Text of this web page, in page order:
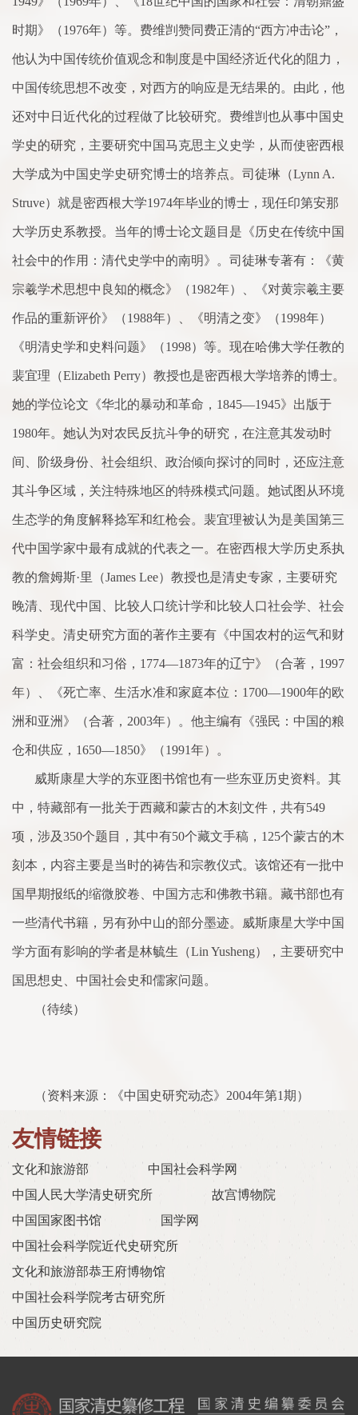
时期》（1976年）等。费维剀赞同费正清的“西方冲击论”，
他认为中国传统价值观念和制 度是中国经济近代化的阻力，
中国传统思想不改变，对西方的响应是无结果的。由此，他
还对中日近代化的过程做了 比较研究。费维剀也从事中国史
学史的研究，主要研究中国马克思主义史学，从而使密西根
大学成为中国史学史研究博士的培养点。司徒琳（Lynn A.
Struve）就是密西根大学1974年毕业的博士，现任印第安那
大学历史系教授。当年的博士论文题目是《历史在传统中国
社会中的作用：清代史学中的南明》。司徒琳专著有：《黄
宗羲学术思想中良知的概念》（1982年）、《对黄宗羲主要
作品的重新评价》（1988年）、《明清之变》（1998年）
《明清史学和史料问题》（1998）等。现在哈佛大学任教的
裴宜理（Elizabeth Perry）教授也是密西根大学培养的博士。
她的学位论文《华北的暴动和革命， 1845—1945》出版于
1980年。她认为对农民反抗斗争的研究，在注意其发动时
间、阶级身份、社会组织、政治倾向探讨的同时，还应注意
其斗争区域，关注特殊地区的特殊模式问题。她试图从环境
生态学的角度解释捻军和红枪会。裴宜理被认为是美国第三
代中国学家中最有成就的代表之一。在密西根大学历史系执
教的詹姆斯·里（James Lee）教授也是清史专家 ，主要研究
晚清、现代中国、比较人口统计学和比较人口社会学、社会
科学史。清史研究方面的著作主要有《中国农村的运气和财
富：社会组织和习俗， 1774—1873年的辽宁》（合著， 1997
年）、《死亡率、生活水准和家庭本位： 1700—1900年的欧
洲和亚洲》（合著， 2003年）。他主编有《强民：中国的粮
仓和供应， 1650—1850》（1991年）。
威斯康星大学的东亚图书馆也有一些东亚历史资料。其
中，特藏部有一批关于西藏和蒙古的木刻文件，共有549
项，涉及350个题目，其中有50个藏文手稿， 125个蒙古的木
刻本，内容主要是当时的祷告和宗教仪式。该馆还有一批中
国早期报纸的缩微胶卷 、中国方志和佛教书籍。藏书部也有
一些清代书籍，另有孙中山的部分墨迹。威斯康星大学中国
学方面有影响的学者是林毓生（Lin Yusheng），主要研究中
国思想史、中国社会史和儒家问题。
（待续）
（资料来源：《中国史研究动态》 2004年第1期）
友情链接
文化和旅游部
中国社会科学网
中国人民大学清史研究所
故宫博物院
中国国家图书馆
国学网
中国社会科学院近代史研究所
文化和旅游部恭王府博物馆
中国社会科学院考古研究所
中国历史研究院